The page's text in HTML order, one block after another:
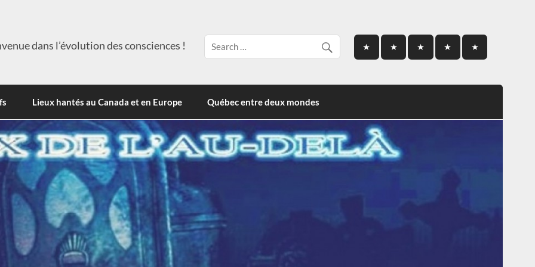
dans l’évolution des consciences !
Lieux hantés au Canada et en Europe Québec entre deux mondes